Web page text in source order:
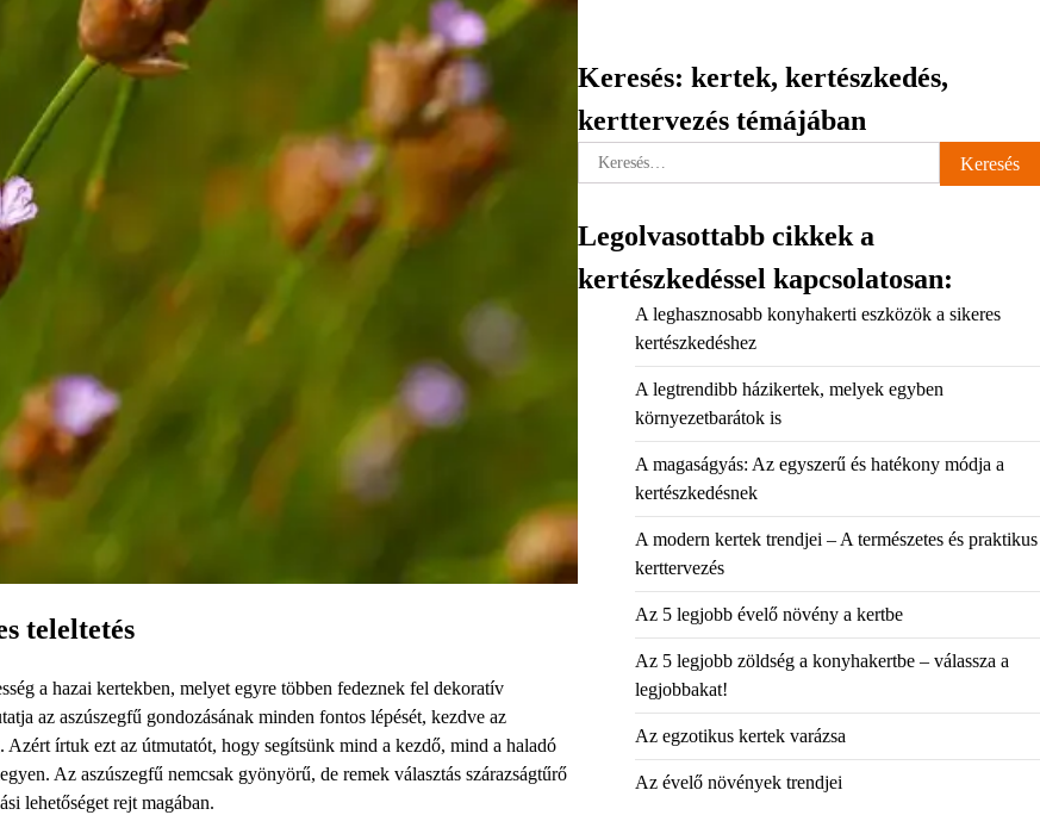
teleltetés
a hazai kertekben, melyet egyre többen fedeznek fel dekoratív
az aszúszegfű gondozásának minden fontos lépését, kezdve az
Azért írtuk ezt az útmutatót, hogy segítsünk mind a kezdő, mind a haladó
Az aszúszegfű nemcsak gyönyörű, de remek választás szárazságtűrő
lehetőséget rejt magában.
Keresés: kertek, kertészkedés,
kerttervezés témájában
Keresés:
Legolvasottabb cikkek a
kertészkedéssel kapcsolatosan:
A leghasznosabb konyhakerti eszközök a sikeres
kertészkedéshez
A legtrendibb házikertek, melyek egyben
környezetbarátok is
A magaságyás: Az egyszerű és hatékony módja a
kertészkedésnek
A modern kertek trendjei – A természetes és praktikus
kerttervezés
Az 5 legjobb évelő növény a kertbe
Az 5 legjobb zöldség a konyhakertbe – válassza a
legjobbakat!
Az egzotikus kertek varázsa
Az évelő növények trendjei